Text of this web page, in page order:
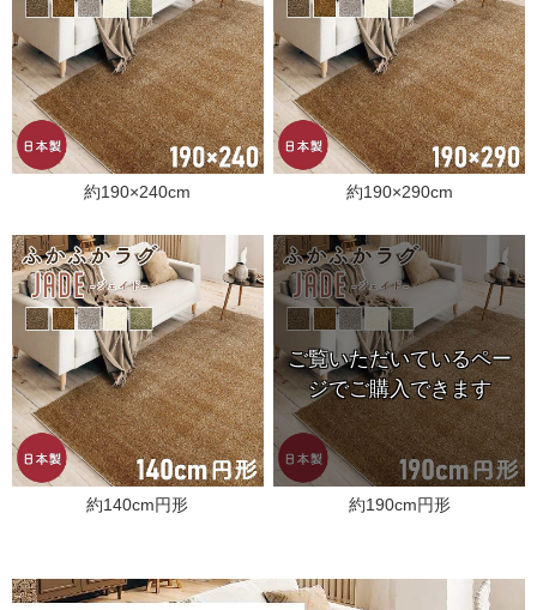
約190×240cm 約190×290cm
約140cm円形 約190cm円形